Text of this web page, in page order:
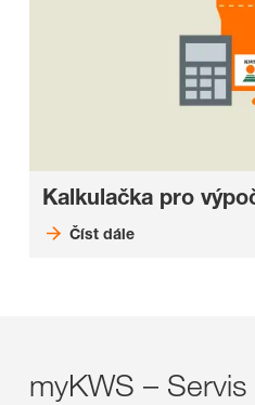
Kalkulačka pro
Číst dále
myKWS –